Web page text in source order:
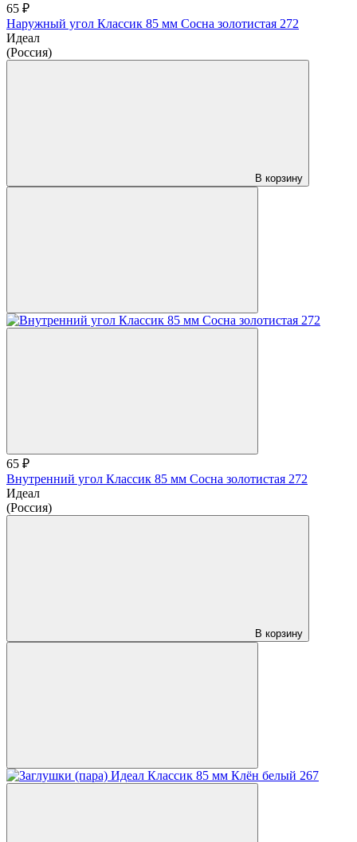
65 ₽
Наружный угол Классик 85 мм Сосна золотистая 272
Идеал
(Россия)
В корзину
65 ₽
Внутренний угол Классик 85 мм Сосна золотистая 272
Идеал
(Россия)
В корзину